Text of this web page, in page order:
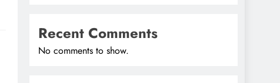
Recent Comments
No comments to show.